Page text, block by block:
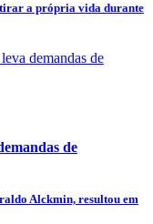
tirar a própria vida durante
de
Alckmin, resultou em